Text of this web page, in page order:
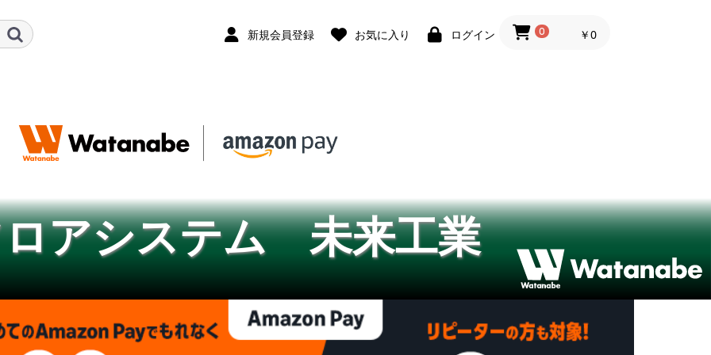
新規会員登録 お気に入り ログイン 0 ￥0
アシステム 未来工業